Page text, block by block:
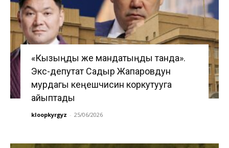
«Кызыңды же мандатыңды танда».
Экс-депутат Садыр Жапаровдун
мурдагы кеңешчисин коркутууга
айыптады
kloopkyrgyz - 25/06/2026